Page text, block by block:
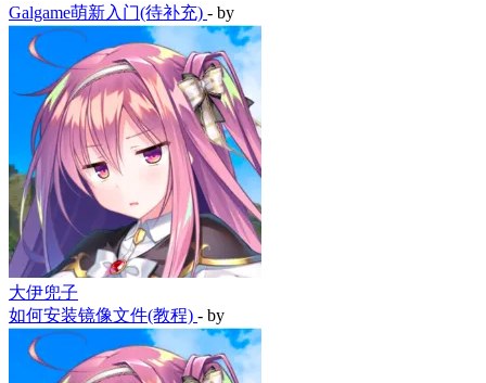
Galgame萌新入门(待补充) - by
大伊兜子
如何安装镜像文件(教程) - by